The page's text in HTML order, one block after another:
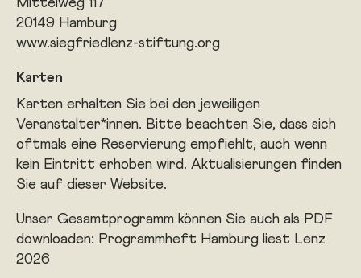
Mittelweg 117
20149 Hamburg
www.siegfriedlenz-stiftung.org
Karten
Karten erhalten Sie bei den jeweiligen
Veranstalter*innen. Bitte ­beachten Sie, dass sich
oftmals eine Reservierung empfiehlt, auch wenn
kein Eintritt erhoben wird. Aktualisierungen finden
Sie auf dieser Website.
Unser Gesamtprogramm können Sie auch als PDF
downloaden: Programmheft Hamburg liest Lenz
2026